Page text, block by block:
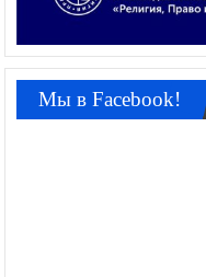
Мы в Facebook!